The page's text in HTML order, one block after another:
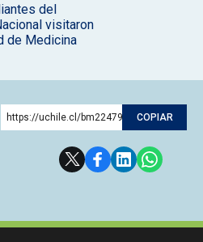
del
visitaron
de Medicina
https://uchile.cl/bm224795 COPIAR